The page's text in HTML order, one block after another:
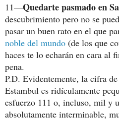
11—Quedarte pasmado en
descubrimiento pero no se
pasar un buen rato en el que
noble del mundo (de los que
haces te lo echarán en cara al
pena.
P.D. Evidentemente, la cifra
Estambul es ridículamente
esfuerzo 111 o, incluso, mil y
absolutamente interminable,